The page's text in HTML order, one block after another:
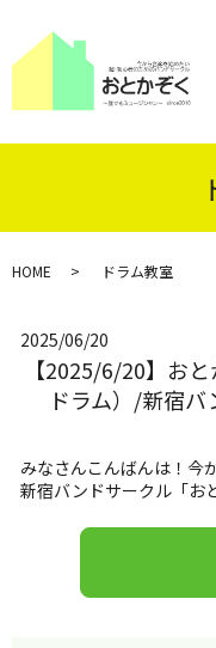
HOME ドラム教室
2025/06/20
【2025/6/20】お
ドラム）/新宿バ
みなさんこんばんは！今
新宿バンドサークル「お